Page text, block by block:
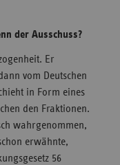
der Ausschuss?
Er
vom Deutschen
in Form eines
den Fraktionen.
wahrgenommen,
erwähnte,
56